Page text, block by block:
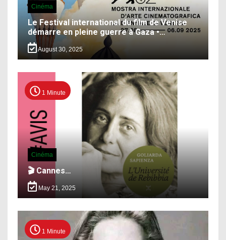
Cinéma
Le Festival international du film de Venise
démarre en pleine guerre à Gaza •…
August 30, 2025
1 Minute
Cinéma
🎬 Cannes…
May 21, 2025
1 Minute